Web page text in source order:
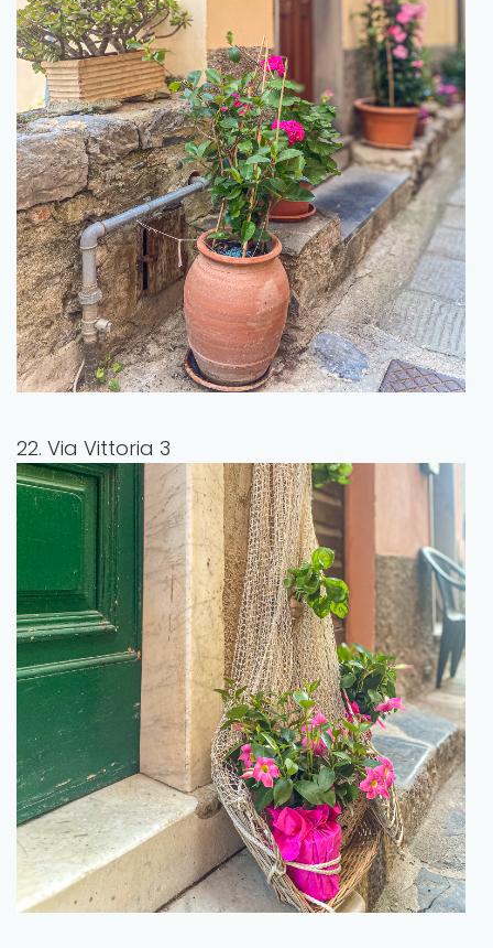
22. Via Vittoria 3